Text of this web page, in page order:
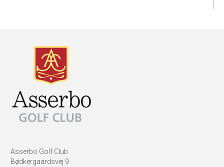
Asserbo Golf Club
Bødkergaardsvej 9